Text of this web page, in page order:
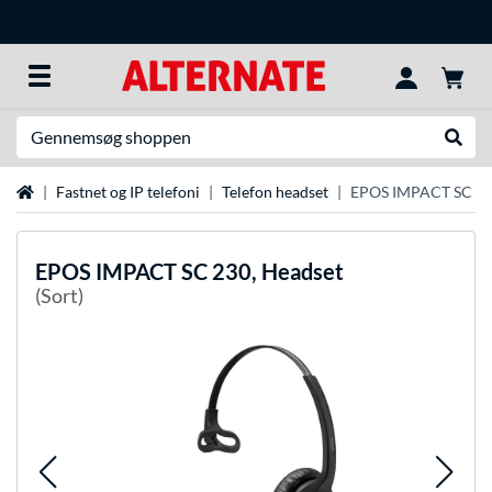
StartsideFastnet og IP telefoni Telefon headset EPOS IMPACT SC
EPOS IMPACT SC 230, Headset
(Sort)